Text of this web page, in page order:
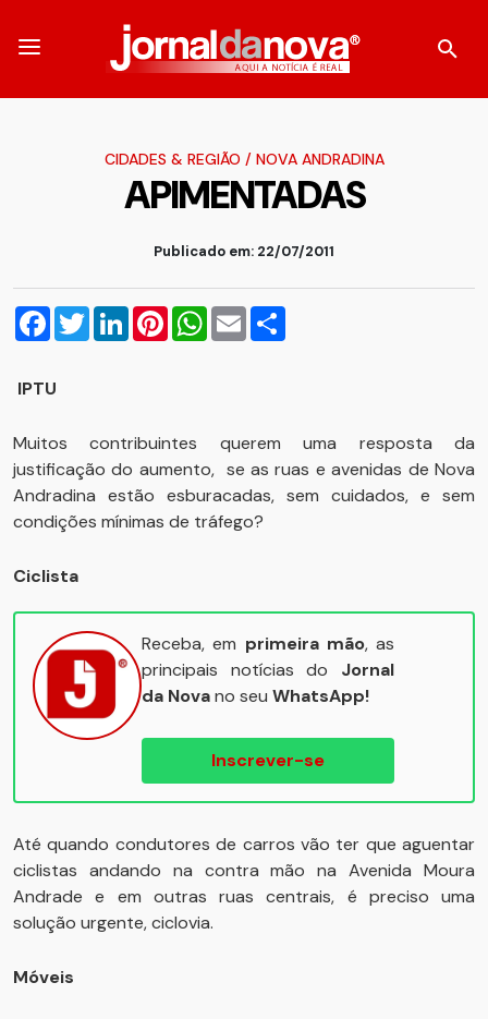
CIDADES & REGIÃO / NOVA ANDRADINA
APIMENTADAS
Publicado em: 22/07/2011
Facebook
TwitterLinkedInPinterestWhatsApp
Email
IPTU
Muitos contribuintes querem uma resposta da
justificação do aumento, se as ruas e avenidas de Nova
Andradina estão esburacadas, sem cuidados, e sem
condições mínimas de tráfego?
Ciclista
Receba, em primeira mão, as
principais notícias do Jornal
da Novano seu WhatsApp!
Inscrever-se
Até quando condutores de carros vão ter que aguentar
ciclistas andando na contra mão na Avenida Moura
Andrade e em outras ruas centrais, é preciso uma
solução urgente, ciclovia.
Móveis